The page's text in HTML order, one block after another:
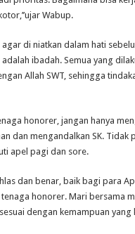
Wabup.
agar di niatkan dalam hati
ibadah. Semua yang
Allah SWT, sehingga
honorer, jangan hanya
dan mengandalkan SK. Tidak
apel pagi dan sore.
dan benar, baik bagi para
honorer. Mari bersama
dengan kemampuan yang